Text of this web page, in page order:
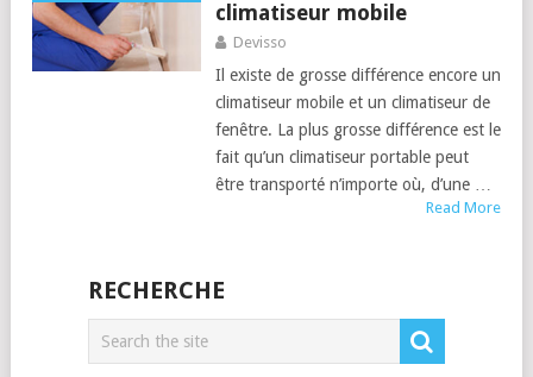
climatiseur mobile
Devisso
Il existe de grosse différence encore un
climatiseur mobile et un climatiseur de
fenêtre. La plus grosse différence est le
fait qu’un climatiseur portable peut
être transporté n’importe où, d’une …
Read More
RECHERCHE